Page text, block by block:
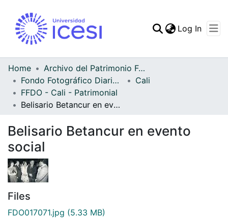
Statistics
Log In
Home
Archivo del Patrimonio Fotográfico y Fílmico del Valle del Cauca
Fondo Fotográfico Diario Occidente
Cali
FFDO - Cali - Patrimonial
Belisario Betancur en evento social
Belisario Betancur en evento
social
Files
FDO017071.jpg (5.33 MB)